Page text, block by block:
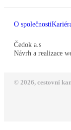
O společnosti
Čedok a.s
Návrh a realizace
© 2026, cestovní